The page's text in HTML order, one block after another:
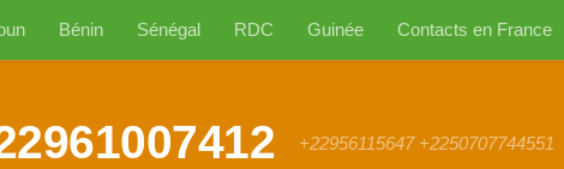
Bénin Sénégal RDC Guinée Contacts en France
+22956115647 +2250707744551